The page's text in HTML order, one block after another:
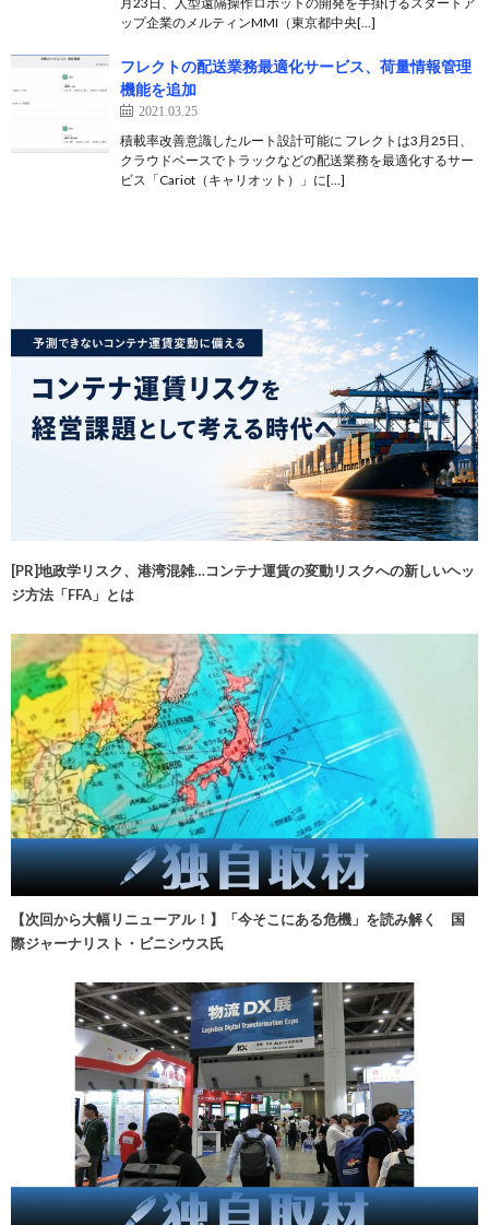
ップ企業のメルティンMMI（東京都中央[…]
フレクトの配送業務最適化サービス、荷量情報管理
機能を追加
2021.03.25
積載率改善意識したルート設計可能に フレクトは3月25日、
クラウドベースでトラックなどの配送業務を最適化するサー
ビス「Cariot（キャリオット）」に[…]
[PR]地政学リスク、港湾混雑…コンテナ運賃の変動リスクへの新しいヘッ
ジ方法「FFA」とは
【次回から大幅リニューアル！】「今そこにある危機」を読み解く 国
際ジャーナリスト・ビニシウス氏